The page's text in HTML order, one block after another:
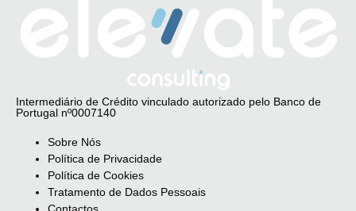
Intermediário de Crédito vinculado autorizado pelo Banco de
Portugal nº0007140
Sobre Nós
Política de Privacidade
Política de Cookies
Tratamento de Dados Pessoais